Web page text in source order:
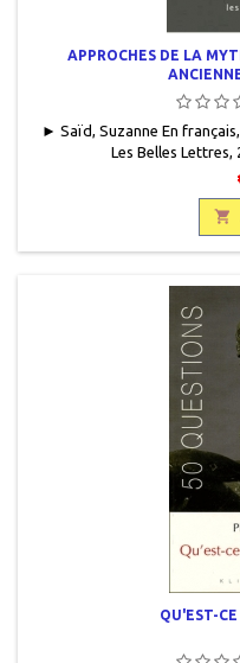
APPROCHES DE LA
► Saïd, Suzanne En
Les Belles Lettres,

QU'EST-